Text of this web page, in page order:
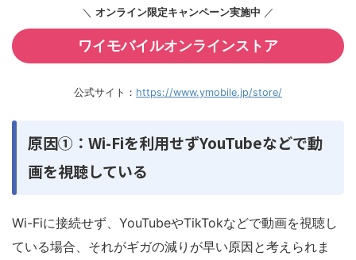
＼ オンライン限定キャンペーン実施中 ／
ワイモバイルオンラインストア
公式サイト： https://www.ymobile.jp/store/
原因①：Wi-Fiを利用せずYouTubeなどで動
画を視聴している
Wi-Fiに接続せず、YouTubeやTikTokなどで動画を視聴し
ている場合、それがギガの減りが早い原因と考えられま